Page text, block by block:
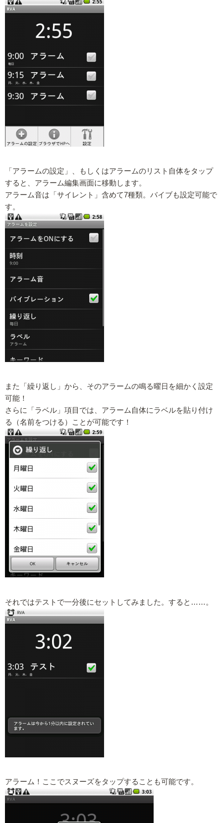
「アラームの設定」、もしくはアラームのリスト自体をタップ
すると、アラーム編集画面に移動します。
アラーム音は「サイレント」含めて7種類。バイブも設定可能で
す。
また「繰り返し」から、そのアラームの鳴る曜日を細かく設定
可能！
さらに「ラベル」項目では、アラーム自体にラベルを貼り付け
る（名前をつける）ことが可能です！
それではテストで一分後にセットしてみました。すると……。
アラーム！ここでスヌーズをタップすることも可能です。